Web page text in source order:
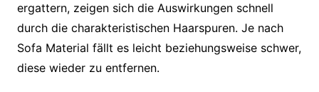
ergattern, zeigen sich die Auswirkungen schnell
durch die charakteristischen Haarspuren. Je nach
Sofa Material fällt es leicht beziehungsweise schwer,
diese wieder zu entfernen.